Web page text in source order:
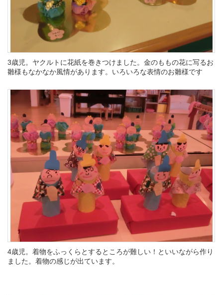
3歳児。ヤクルトに花紙を巻きつけました。金のももの花に写るお
雛様もなかなか風情があります。いろいろな表情のお雛様です
4歳児。着物をふっくらとするところが難しい！といいながら作り
ました。着物の感じが出ています。